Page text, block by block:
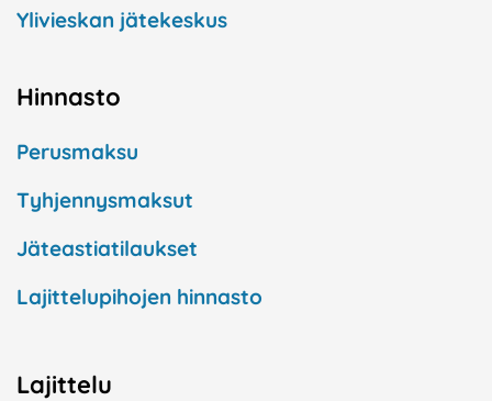
Ylivieskan jätekeskus
Hinnasto
Perusmaksu
Tyhjennysmaksut
Jäteastiatilaukset
Lajittelupihojen hinnasto
Lajittelu